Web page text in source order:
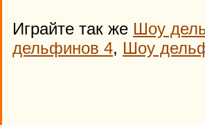
Играйте так же Шоу
дельфинов 4, Шоу